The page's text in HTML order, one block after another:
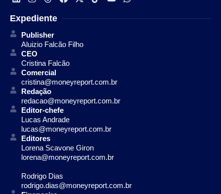
Expediente
Publisher
Aluizio Falcão Filho
CEO
Cristina Falcão
Comercial
cristina@moneyreport.com.br
Redação
redacao@moneyreport.com.br
Editor-chefe
Lucas Andrade
lucas@moneyreport.com.br
Editores
Lorena Scavone Giron
lorena@moneyreport.com.br
Rodrigo Dias
rodrigo.dias@moneyreport.com.br